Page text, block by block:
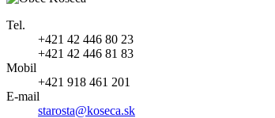
Tel.
+421 42 446 80 23
+421 42 446 81 83
Mobil
+421 918 461 201
E-mail
starosta@koseca.sk